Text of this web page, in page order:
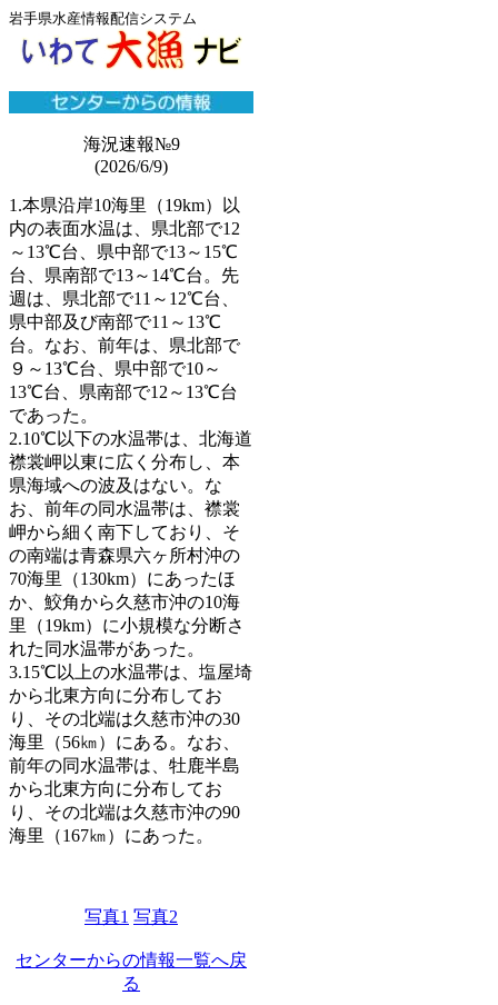
岩手県水産情報配信システム
海況速報№9
(2026/6/9)
1.本県沿岸10海里（19km）以
内の表面水温は、県北部で12
～13℃台、県中部で13～15℃
台、県南部で13～14℃台。先
週は、県北部で11～12℃台、
県中部及び南部で11～13℃
台。なお、前年は、県北部で
９～13℃台、県中部で10～
13℃台、県南部で12～13℃台
であった。
2.10℃以下の水温帯は、北海道
襟裳岬以東に広く分布し、本
県海域への波及はない。な
お、前年の同水温帯は、襟裳
岬から細く南下しており、そ
の南端は青森県六ヶ所村沖の
70海里（130km）にあったほ
か、鮫角から久慈市沖の10海
里（19km）に小規模な分断さ
れた同水温帯があった。
3.15℃以上の水温帯は、塩屋埼
から北東方向に分布してお
り、その北端は久慈市沖の30
海里（56㎞）にある。なお、
前年の同水温帯は、牡鹿半島
から北東方向に分布してお
り、その北端は久慈市沖の90
海里（167㎞）にあった。
写真1 写真2
センターからの情報一覧へ戻
る